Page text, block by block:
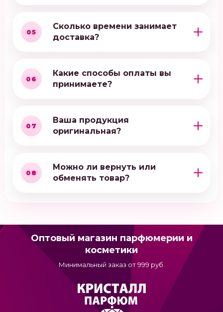
05
Сколько времени занимает
доставка?
06
Какие способы оплаты вы
принимаете?
07
Ваша продукция
оригинальная?
08
Можно ли вернуть или
обменять товар?
Оптовый магазин парфюмерии и
косметики
Минимальный заказ от 999 руб.